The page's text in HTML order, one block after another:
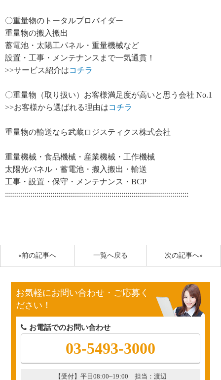
〇重量物のトータルプロバイダー
重量物の搬入搬出
蓄電池・太陽工パネル・重量機械など
設置・工事・メンテナンスまで一気通貫！
>>サービス紹介はコチラ
〇重量物（取り扱い）お客様満足度が高いと思う会社 No.1
>>お客様から選ばれる理由はコチラ
重量物の輸送なら武蔵ロジスティクス株式会社
重量機械・食品機械・産業機械・工作機械
太陽光パネル・蓄電池・搬入搬出・輸送
工事・設置・保守・メンテナンス・BCP
:::::::::::::::::::::::::::::::::::::::::::::::::::::::::::::::::::::::::::::::::::::::::::::
«前の記事へ 次の記事へ»
一覧へ戻る
お気軽にお問い合わせ・ご応募く
ださい！
お電話でのお問い合わせ
03-5493-3000
【受付】平日08:00~19:00 担当：渡辺